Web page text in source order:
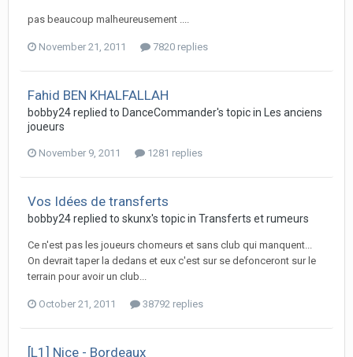
pas beaucoup malheureusement ....
November 21, 2011 7820 replies
Fahid BEN KHALFALLAH
bobby24 replied to DanceCommander's topic in
Les anciens
joueurs
November 9, 2011 1281 replies
Vos Idées de transferts
bobby24 replied to skunx's topic in Transferts et rumeurs
Ce n'est pas les joueurs chomeurs et sans club qui manquent...
On devrait taper la dedans et eux c'est sur se defonceront sur le
terrain pour avoir un club...
October 21, 2011 38792 replies
[L1] Nice - Bordeaux